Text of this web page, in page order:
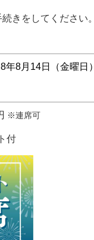
きをしてください。
年8月14日（金曜日
※連席可
付